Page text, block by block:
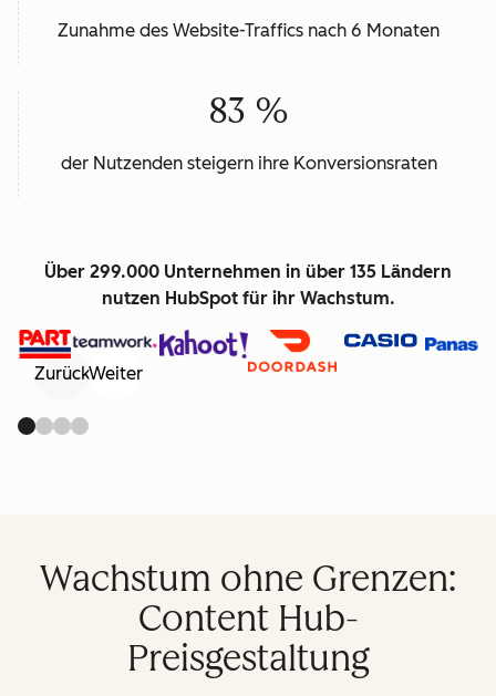
Zunahme des Website-Traffics nach 6 Monaten
83 %
der Nutzenden steigern ihre Konversionsraten
Über 299.000 Unternehmen in über 135 Ländern
nutzen HubSpot für ihr Wachstum.
ZurückWeiter
Wachstum ohne Grenzen:
Content Hub-
Preisgestaltung